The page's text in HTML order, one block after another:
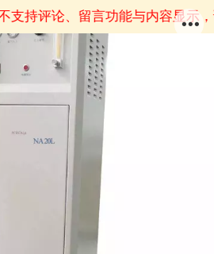
支持评论、留言功能与内容显示